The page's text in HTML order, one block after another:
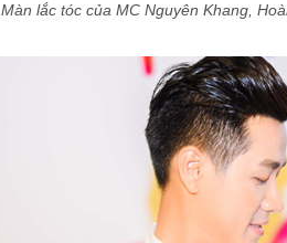
Màn lắc tóc của MC Nguyên Khang,